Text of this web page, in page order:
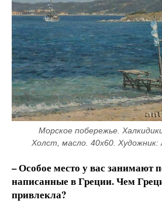
Морское побережье.
Холст, масло. 40х60. Художник:
– Особое место у вас занимают
написанные в Греции. Чем
привлекла?